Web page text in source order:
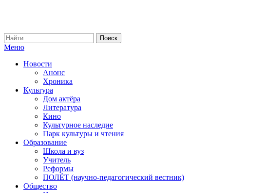
Меню
Новости
Анонс
Хроника
Культура
Дом актёра
Литература
Кино
Культурное наследие
Парк культуры и чтения
Образование
Школа и вуз
Учитель
Реформы
ПОЛЁТ (научно-педагогический вестник)
Общество